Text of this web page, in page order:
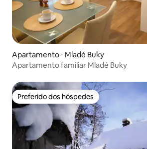
Apartamento ⋅ Mladé Buky
Apartamento familiar Mladé Buky
Preferido dos hóspedes
Preferido dos hóspedes